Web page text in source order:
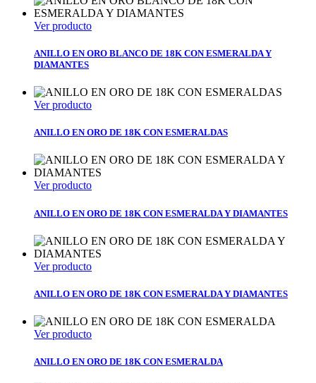
Ver producto
ANILLO EN ORO BLANCO DE 18K CON ESMERALDA Y
DIAMANTES
Ver producto
ANILLO EN ORO DE 18K CON ESMERALDAS
Ver producto
ANILLO EN ORO DE 18K CON ESMERALDA Y DIAMANTES
Ver producto
ANILLO EN ORO DE 18K CON ESMERALDA Y DIAMANTES
Ver producto
ANILLO EN ORO DE 18K CON ESMERALDA